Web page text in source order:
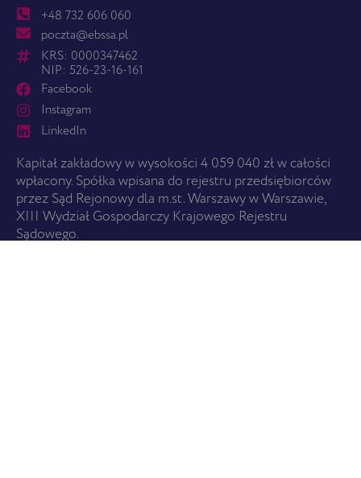
+48 732 606 060
poczta@ebssa.pl
KRS: 0000347462
NIP: 526-23-16-161
Facebook
Instagram
LinkedIn
Kapitał zakładowy w wysokości 4 059 040 zł w całości
wpłacony. Spółka wpisana do rejestru przedsiębiorców
przez Sąd Rejonowy dla m.st. Warszawy w Warszawie,
XIII Wydział Gospodarczy Krajowego Rejestru
Sądowego.